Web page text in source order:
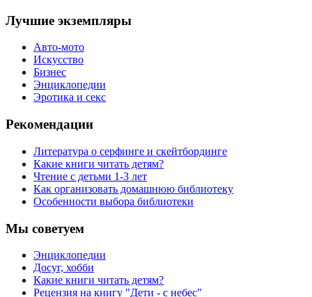
Лучшие экземпляры
Авто-мото
Искусство
Бизнес
Энциклопедии
Эротика и секс
Рекомендации
Литература о серфинге и скейтбординге
Какие книги читать детям?
Чтение с детьми 1-3 лет
Как организовать домашнюю библиотеку
Особенности выбора библиотеки
Мы советуем
Энциклопедии
Досуг, хобби
Какие книги читать детям?
Рецензия на книгу "Дети - с небес"